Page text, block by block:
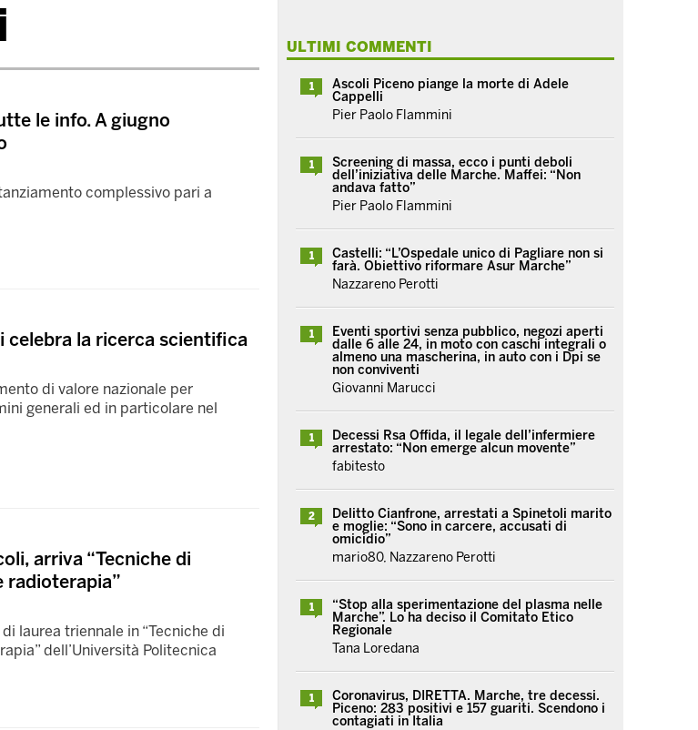
le info. A giugno
complessivo pari a
celebra la ricerca scientifica
di valore nazionale per
generali ed in particolare nel
arriva “Tecniche di
radioterapia”
laurea triennale in “Tecniche di
dell’Università Politecnica
ULTIMI COMMENTI
1
Ascoli Piceno piange la morte di Adele
Cappelli
Pier Paolo Flammini
1
Screening di massa, ecco i punti deboli
dell’iniziativa delle Marche. Maffei: “Non
andava fatto”
Pier Paolo Flammini
1
Castelli: “L’Ospedale unico di Pagliare non si
farà. Obiettivo riformare Asur Marche”
Nazzareno Perotti
1
Eventi sportivi senza pubblico, negozi aperti
dalle 6 alle 24, in moto con caschi integrali o
almeno una mascherina, in auto con i Dpi se
non conviventi
Giovanni Marucci
1
Decessi Rsa Offida, il legale dell’infermiere
arrestato: “Non emerge alcun movente”
fabitesto
2
Delitto Cianfrone, arrestati a Spinetoli marito
e moglie: “Sono in carcere, accusati di
omicidio”
mario80, Nazzareno Perotti
1
“Stop alla sperimentazione del plasma nelle
Marche”. Lo ha deciso il Comitato Etico
Regionale
Tana Loredana
1
Coronavirus, DIRETTA. Marche, tre decessi.
Piceno: 283 positivi e 157 guariti. Scendono i
contagiati in Italia